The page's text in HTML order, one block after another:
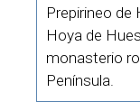
Prepirineo de
Hoya de
monasterio
Península.